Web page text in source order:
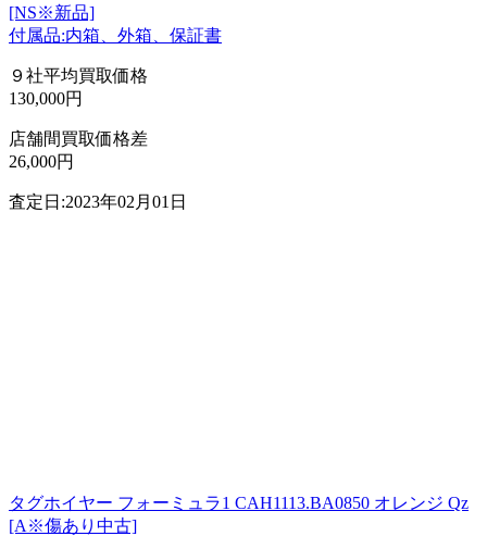
[NS※新品]
付属品:内箱、外箱、保証書
９社平均買取価格
130,000円
店舗間買取価格差
26,000円
査定日:2023年02月01日
タグホイヤー フォーミュラ1 CAH1113.BA0850 オレンジ Qz
[A※傷あり中古]